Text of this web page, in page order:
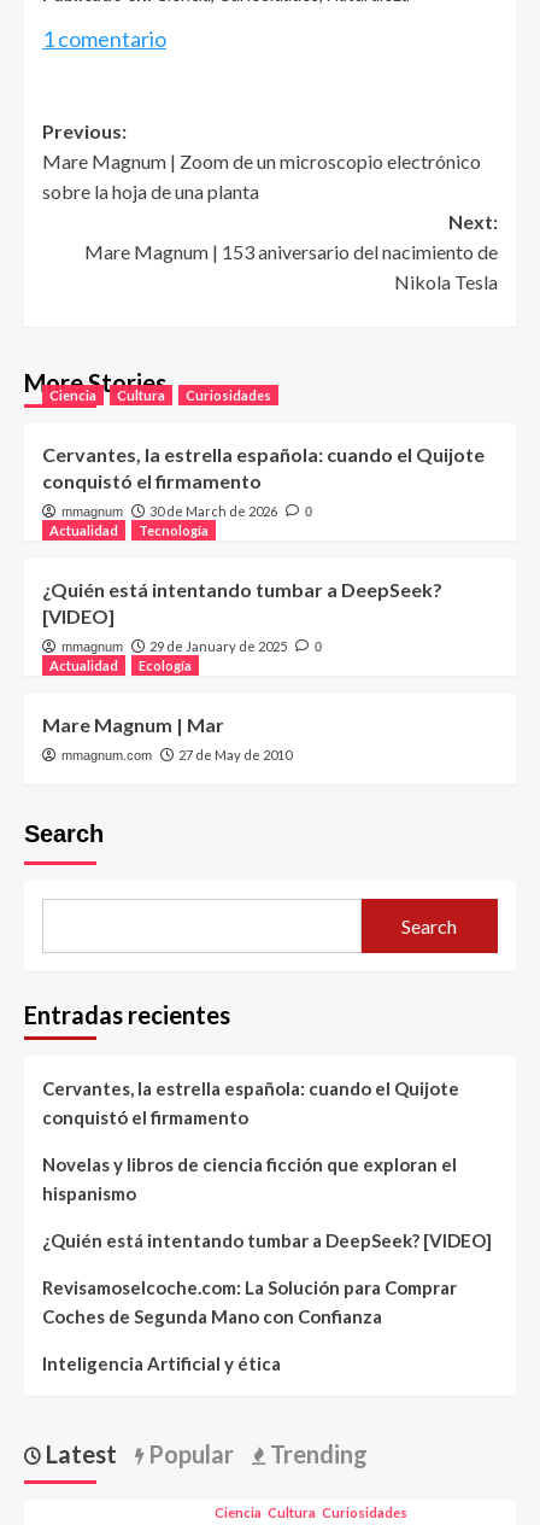
1 comentario
Post
navigation
Previous:
Mare Magnum | Zoom de un microscopio electrónico
sobre la hoja de una planta
Next:
Mare Magnum | 153 aniversario del nacimiento de
Nikola Tesla
More Stories
Ciencia Cultura Curiosidades
Cervantes, la estrella española: cuando el Quijote
conquistó el firmamento
mmagnum 30 de March de 2026 0
Actualidad Tecnología
¿Quién está intentando tumbar a DeepSeek?
[VIDEO]
mmagnum 29 de January de 2025 0
Actualidad Ecología
Mare Magnum | Mar
mmagnum.com 27 de May de 2010
Search
Search
Entradas recientes
Cervantes, la estrella española: cuando el Quijote
conquistó el firmamento
Novelas y libros de ciencia ficción que exploran el
hispanismo
¿Quién está intentando tumbar a DeepSeek? [VIDEO]
Revisamoselcoche.com: La Solución para Comprar
Coches de Segunda Mano con Confianza
Inteligencia Artificial y ética
Latest Popular Trending
Ciencia Cultura Curiosidades